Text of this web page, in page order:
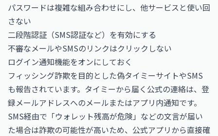
パスワードは複雑な組み合わせにし、他サービスと使い回
さない
二段階認証（SMS認証など）を有効にする
不審なメールやSMSのリンクはクリックしない
ログイン通知機能をオンにしておく
フィッシング詐欺を目的とした偽タイミーサイトやSMS
も報告されています。タイミーから届く公式の連絡は、登
録メールアドレスへのメールまたはアプリ内通知です。
SMS経由で「ウォレット残高が危険」などの文言が届い
た場合は詐欺の可能性が高いため、公式アプリから直接確